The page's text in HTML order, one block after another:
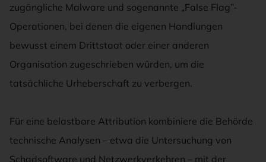
zugängliche Malware und sogenannte „False Flag”-
Operationen, bei denen die eigenen Handlungen
bewusst einem Drittstaat oder einer anderen
Organisation zugeschrieben würden, um die
tatsächliche Urheberschaft zu verbergen.
Für eine belastbare Attribution kombiniere die Behörde
technische Analysen – etwa die Untersuchung von
Schadsoftware und Netzwerkverkehren – mit der